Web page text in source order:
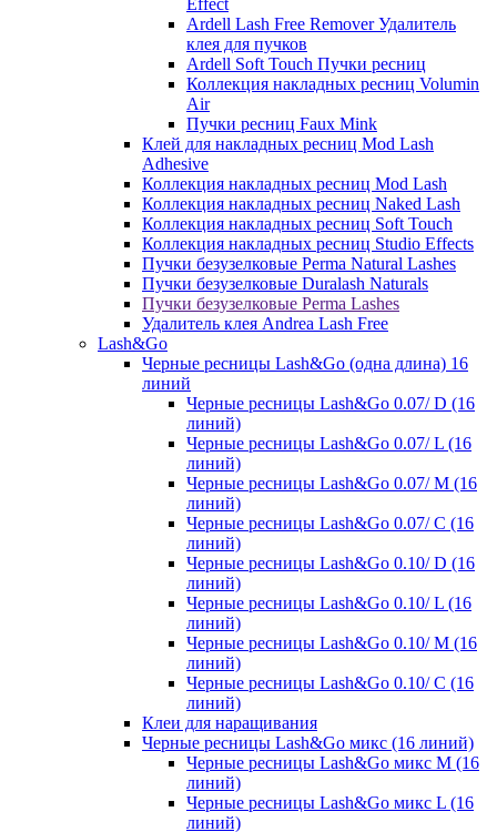
Effect
Ardell Lash Free Remover Удалитель
клея для пучков
Ardell Soft Touch Пучки ресниц
Коллекция накладных ресниц Volumin
Air
Пучки ресниц Faux Mink
Клей для накладных ресниц Mod Lash
Adhesive
Коллекция накладных ресниц Mod Lash
Коллекция накладных ресниц Naked Lash
Коллекция накладных ресниц Soft Touch
Коллекция накладных ресниц Studio Effects
Пучки безузелковые Perma Natural Lashes
Пучки безузелковые Duralash Naturals
Пучки безузелковые Perma Lashes
Удалитель клея Andrea Lash Free
Lash&Go
Черные ресницы Lash&Go (одна длина) 16
линий
Черные ресницы Lash&Go 0.07/ D (16
линий)
Черные ресницы Lash&Go 0.07/ L (16
линий)
Черные ресницы Lash&Go 0.07/ М (16
линий)
Черные ресницы Lash&Go 0.07/ С (16
линий)
Черные ресницы Lash&Go 0.10/ D (16
линий)
Черные ресницы Lash&Go 0.10/ L (16
линий)
Черные ресницы Lash&Go 0.10/ М (16
линий)
Черные ресницы Lash&Go 0.10/ С (16
линий)
Клеи для наращивания
Черные ресницы Lash&Go микс (16 линий)
Черные ресницы Lash&Go микс M (16
линий)
Черные ресницы Lash&Go микс L (16
линий)